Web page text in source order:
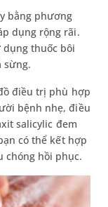
bằng phương
dụng rộng rãi.
thuốc bôi
sừng.
điều trị phù hợp
bệnh nhẹ, điều
salicylic đem
có thể kết hợp
chóng hồi phục.